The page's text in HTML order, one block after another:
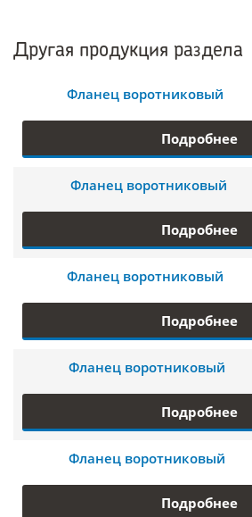
Другая продукция раздела
Фланец воротниковый
Подробнее
Фланец воротниковый
Подробнее
Фланец воротниковый
Подробнее
Фланец воротниковый
Подробнее
Фланец воротниковый
Подробнее